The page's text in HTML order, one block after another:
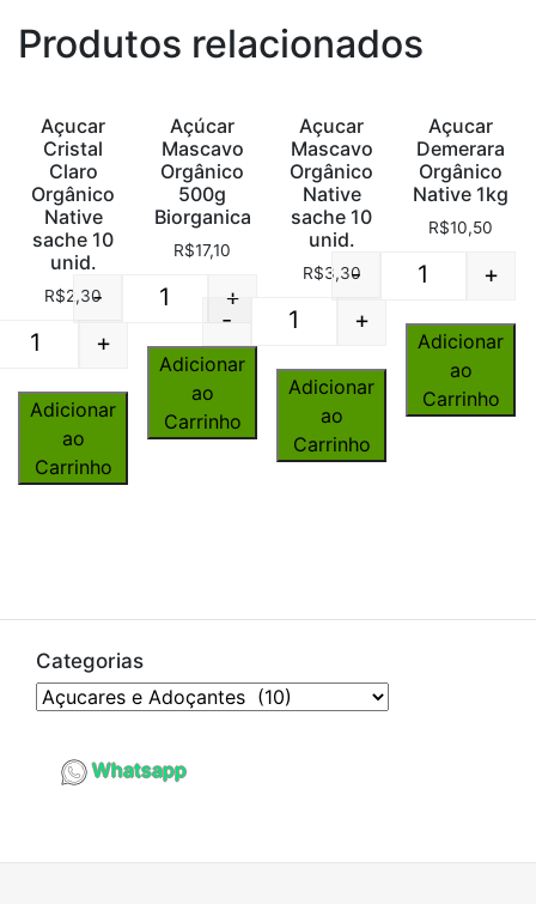
Produtos relacionados
Açucar
Cristal
Claro
Orgânico
Native
sache 10
unid.
R$2,30
Quantity+
Adicionar
ao
Carrinho
Açúcar
Mascavo
Orgânico
500g
Biorganica
R$17,10
Quantity
- +
Adicionar
ao
Carrinho
Açucar
Mascavo
Orgânico
Native
sache 10
unid.
R$3,30
Quantity
- +
Adicionar
ao
Carrinho
Açucar
Demerara
Orgânico
Native 1kg
R$10,50
Quantity
- +
Adicionar
ao
Carrinho
Categorias
Whatsapp